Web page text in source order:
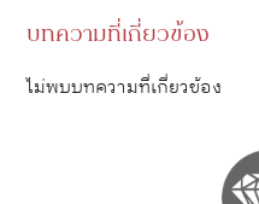
บทความที่เกี่ยวข้อง
ไม่พบบทความที่เกี่ยวข้อง